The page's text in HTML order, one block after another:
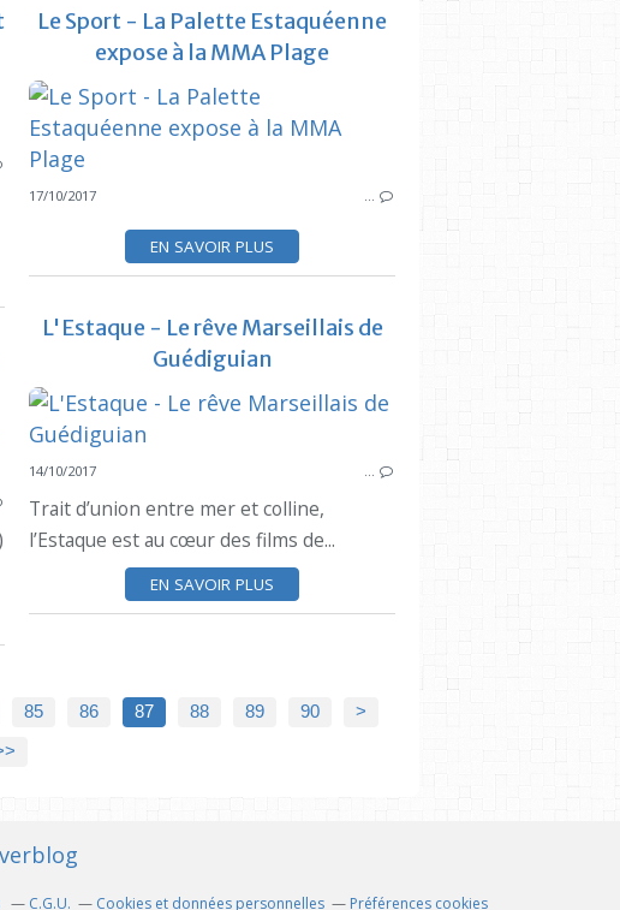
SYNDICAT DES INITIATIVES
ZINART
Le Sport - La Palette Estaquéenne
expose à la MMA Plage
17/10/2017 …
EN SAVOIR PLUS
L'Estaque - Le rêve Marseillais de
Guédiguian
SYNDICAT
14/10/2017 …
Trait d’union entre mer et colline,
l’Estaque est au cœur des films de...
EN SAVOIR PLUS
SYNDICAT DES INITIATIVES
85 86 87 88 89 90 100
>
C.G.U. Cookies et données personnelles Préférences cookies